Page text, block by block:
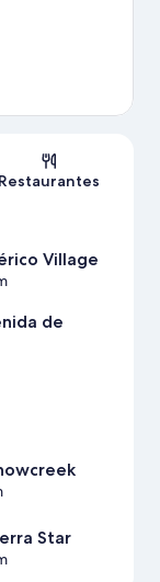
Restaurantes
Village
de
Star